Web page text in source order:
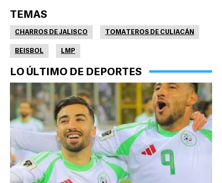
TEMAS
CHARROS DE JALISCO TOMATEROS DE CULIACÁN
BEISBOL LMP
LO ÚLTIMO DE DEPORTES